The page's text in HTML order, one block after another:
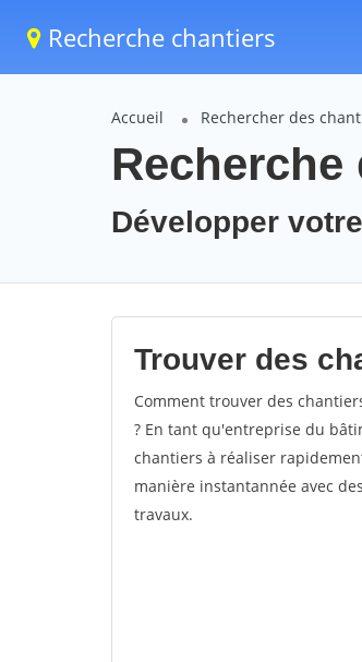
Recherche chantiers
Accueil Rechercher des
Développer
Trouver des
Comment trouver des
? En tant qu'entreprise du
chantiers à réaliser
manière instantannée avec
travaux.